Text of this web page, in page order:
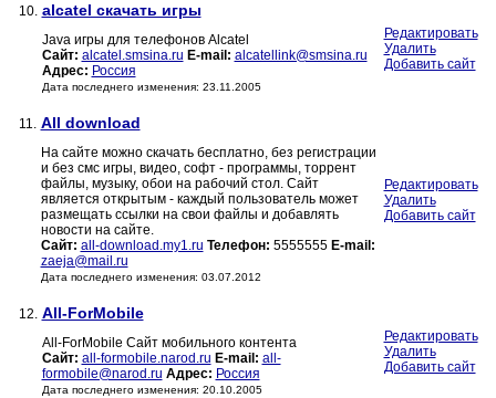
10. alcatel скачать игры
Java игры для телефонов Alcatel
Сайт: alcatel.smsina.ru E-mail: alcatellink@smsina.ru
Адрес: Россия
Дата последнего изменения: 23.11.2005
Редактировать
Удалить
Добавить сайт
11. All download
На сайте можно скачать бесплатно, без регистрации
и без смс игры, видео, софт - программы, торрент
файлы, музыку, обои на рабочий стол. Сайт
является открытым - каждый пользователь может
размещать ссылки на свои файлы и добавлять
новости на сайте.
Сайт: all-download.my1.ru Телефон: 5555555 E-mail:
zaeja@mail.ru
Дата последнего изменения: 03.07.2012
Редактировать
Удалить
Добавить сайт
12. All-ForMobile
All-ForMobile Сайт мобильного контента
Сайт: all-formobile.narod.ru E-mail: all-
formobile@narod.ru Адрес: Россия
Дата последнего изменения: 20.10.2005
Редактировать
Удалить
Добавить сайт